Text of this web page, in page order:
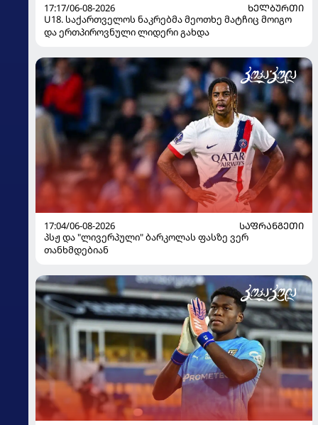
17:17/06-08-2026
ᲮᲔᲚᲑᲣᲠᲗᲘ
U18. საქართველოს ნაკრებმა მეოთხე მატჩიც მოიგო
და ერთპიროვნული ლიდერი გახდა
17:04/06-08-2026
ᲡᲐᲤᲠᲐᲜᲒᲔᲗᲘ
პსჟ და "ლივერპული" ბარკოლას ფასზე ვერ
თანხმდებიან